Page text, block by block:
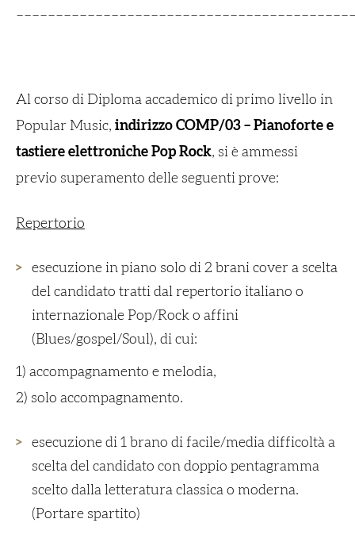
Al corso di Diploma accademico di primo livello in
Popular Music, indirizzo COMP/03 – Pianoforte e
tastiere elettroniche Pop Rock, si è ammessi
previo superamento delle seguenti prove:
Repertorio
esecuzione in piano solo di 2 brani cover a scelta
del candidato tratti dal repertorio italiano o
internazionale Pop/Rock o affini
(Blues/gospel/Soul), di cui:
1) accompagnamento e melodia,
2) solo accompagnamento.
esecuzione di 1 brano di facile/media difficoltà a
scelta del candidato con doppio pentagramma
scelto dalla letteratura classica o moderna.
(Portare spartito)